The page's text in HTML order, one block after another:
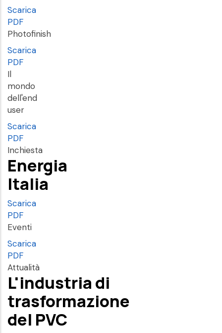
Scarica
PDF
Photofinish
Scarica
PDF
Il
mondo
dell'end
user
Scarica
PDF
Inchiesta
Energia
Italia
Scarica
PDF
Eventi
Scarica
PDF
Attualità
L'industria di
trasformazione
del PVC